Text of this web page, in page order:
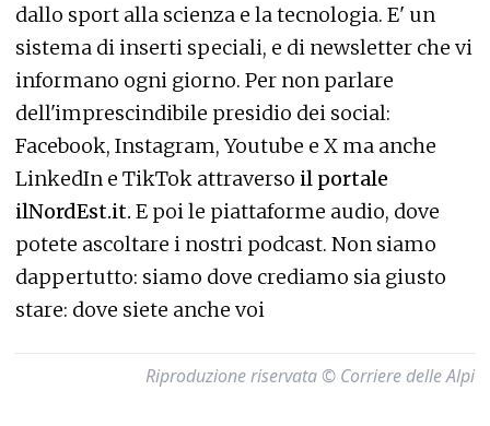
dallo sport alla scienza e la tecnologia. E' un
sistema di inserti speciali, e di newsletter che vi
informano ogni giorno. Per non parlare
dell'imprescindibile presidio dei social:
Facebook, Instagram, Youtube e X ma anche
LinkedIn e TikTok attraverso il portale
ilNordEst.it. E poi le piattaforme audio, dove
potete ascoltare i nostri podcast. Non siamo
dappertutto: siamo dove crediamo sia giusto
stare: dove siete anche voi
Riproduzione riservata © Corriere delle Alpi